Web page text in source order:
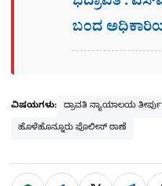
ಬಂದ
ವಿಷಯಗಳು: ದ್ರಾವತಿ ನ್ಯಾಯಾಲಯ ತೀರ್ಪು
ಹೊಳೆಹೊನ್ನೂರು ಪೊಲೀಸ್ ಠಾಣೆ